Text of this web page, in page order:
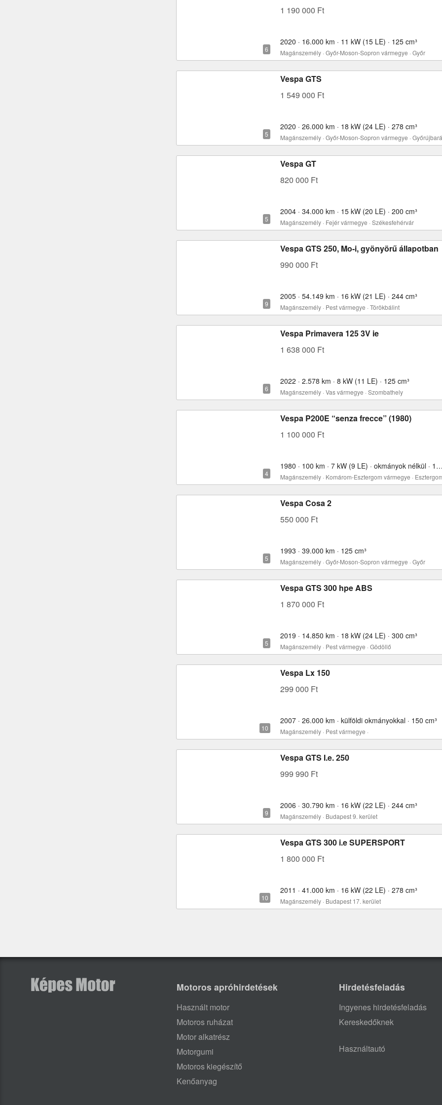
1 190 000 Ft
2020 · 16.000 km · 11 kW (15 LE) · 125 cm³
Magánszemély · Győr-Moson-Sopron vármegye · Győr
Vespa GTS
1 549 000 Ft
2020 · 26.000 km · 18 kW (24 LE) · 278 cm³
Magánszemély · Győr-Moson-Sopron vármegye ·
Vespa GT
820 000 Ft
2004 · 34.000 km · 15 kW (20 LE) · 200 cm³
Magánszemély · Fejér vármegye · Székesfehérvár
Vespa GTS 250, Mo-i, gyönyörű állapotban
990 000 Ft
2005 · 54.149 km · 16 kW (21 LE) · 244 cm³
Magánszemély · Pest vármegye · Törökbálint
Vespa Primavera 125 3V ie
1 638 000 Ft
2022 · 2.578 km · 8 kW (11 LE) · 125 cm³
Magánszemély · Vas vármegye · Szombathely
Vespa P200E “senza frecce” (1980)
1 100 000 Ft
1980 · 100 km · 7 kW (9 LE) ·
Magánszemély · Komárom-Esztergom vármegye ·
Vespa Cosa 2
550 000 Ft
1993 · 39.000 km · 125 cm³
Magánszemély · Győr-Moson-Sopron vármegye · Győr
Vespa GTS 300 hpe ABS
1 870 000 Ft
2019 · 14.850 km · 18 kW (24 LE) · 300 cm³
Magánszemély · Pest vármegye · Gödöllő
Vespa Lx 150
299 000 Ft
2007 · 26.000 km · külföldi okmányokkal · 150 cm³
Magánszemély · Pest vármegye ·
Vespa GTS I.e. 250
999 990 Ft
2006 · 30.790 km · 16 kW (22 LE) · 244 cm³
Magánszemély · Budapest 9. kerület
Vespa GTS 300 i.e SUPERSPORT
1 800 000 Ft
2011 · 41.000 km · 16 kW (22 LE) · 278 cm³
Magánszemély · Budapest 17. kerület
Motoros apróhirdetések
Használt motor
Motoros ruházat
Motor alkatrész
Motorgumi
Motoros kiegészítő
Kenőanyag
Hirdetésfeladás
Ingyenes hirdetésfeladás
Kereskedőknek
Használtautó